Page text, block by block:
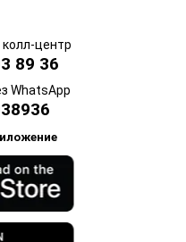
центр
89 36
WhatsApp